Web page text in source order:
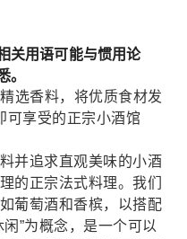
关用语可能与惯用论
选香料，将优质食材发
享受的正宗小酒馆
并追求直观美味的小酒
的正宗法式料理。我们
葡萄酒和香槟，以搭配
”为概念，是一个可以